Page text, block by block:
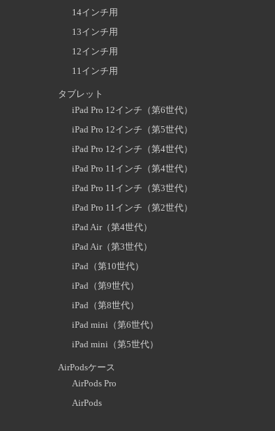
14インチ用
13インチ用
12インチ用
11インチ用
タブレット
iPad Pro 12インチ（第6世代）
iPad Pro 12インチ（第5世代）
iPad Pro 12インチ（第4世代）
iPad Pro 11インチ（第4世代）
iPad Pro 11インチ（第3世代）
iPad Pro 11インチ（第2世代）
iPad Air（第4世代）
iPad Air（第3世代）
iPad（第10世代）
iPad（第9世代）
iPad（第8世代）
iPad mini（第6世代）
iPad mini（第5世代）
AirPodsケース
AirPods Pro
AirPods